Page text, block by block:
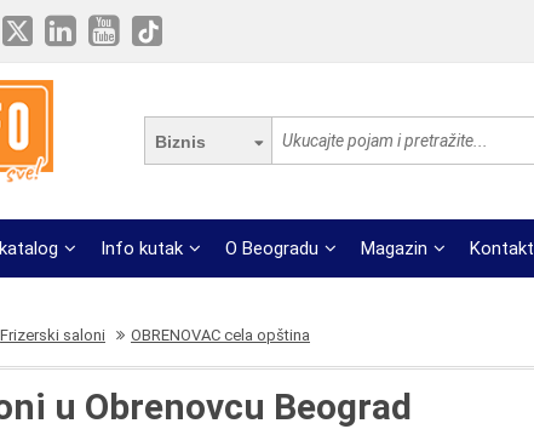
Biznis
Info kutak O Beogradu Magazin Kontakt
Frizerski saloni OBRENOVAC cela opština
u Obrenovcu Beograd